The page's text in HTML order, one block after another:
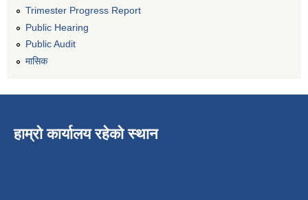
Trimester Progress Report
Public Hearing
Public Audit
मासिक
हाम्रो कार्यालय रहेको स्थान